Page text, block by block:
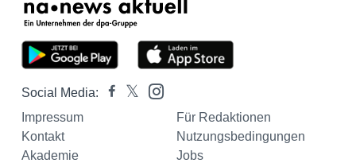
Social Media:
Impressum
Für Redaktionen
Kontakt
Nutzungsbedingungen
Akademie
Jobs